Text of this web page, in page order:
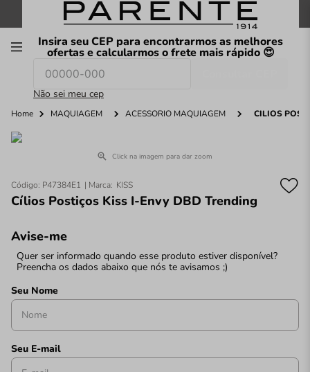
FRETE GRÁTIS nas compras a partir de R$199
Insira seu CEP para encontrarmos as melhores
ofertas e calcularmos o frete mais rápido 😍
Não sei meu cep
O que você procura hoje?
Home MAQUIAGEM ACESSÓRIO MAQUIAGEM CÍLIOS
Click na imagem para dar zoom
Código: P47384E1 KISS
Cílios Postiços Kiss I-Envy DBD Trending